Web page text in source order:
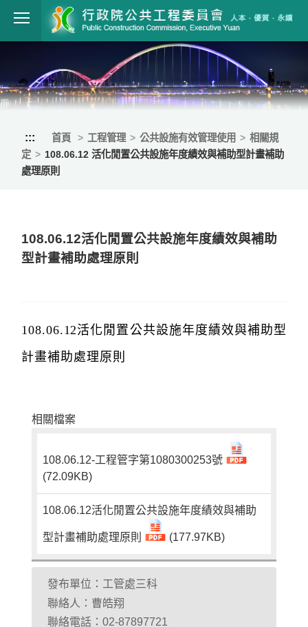
跳到主要內容
行政院公共工
::: 首頁 工程管理 公共設施有效管理使用
相關規
定
108.06.12 活化閒置公共設施年度績效與補助型計畫補助
處理原則
108.06.12活化閒置公共設施年度績效與補助
型計畫補助處理原則
108.06.12活化閒置公共設施年度績效與補助型
計畫補助處理原則
相關檔案
108.06.12-工程管字第1080300253號
(72.09KB)
108.06.12活化閒置公共設施年度績效與補助
型計畫補助處理原則 (177.97KB)
發布單位：工管處三科
聯絡人：曹皓翔
聯絡電話：02-87897721